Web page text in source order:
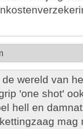
wereld van
'one shot'
hell en
mag